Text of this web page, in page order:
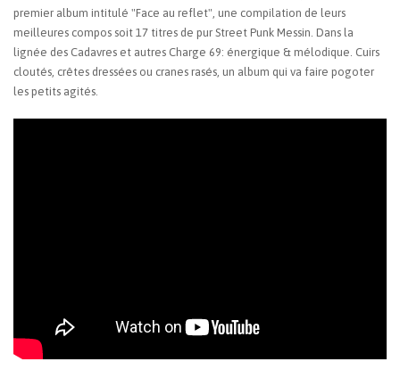
premier album intitulé "Face au reflet", une compilation de leurs
meilleures compos soit 17 titres de pur Street Punk Messin. Dans la
lignée des Cadavres et autres Charge 69: énergique & mélodique. Cuirs
cloutés, crêtes dressées ou cranes rasés, un album qui va faire pogoter
les petits agités.